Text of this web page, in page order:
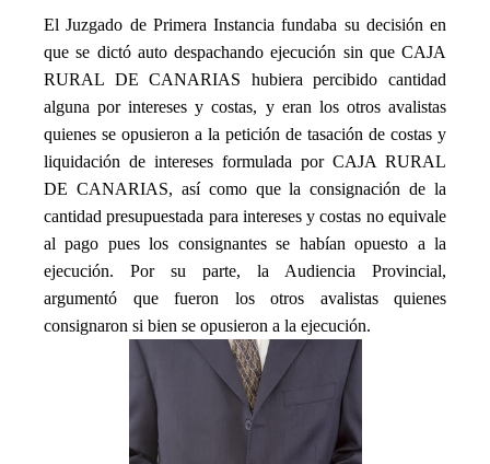
El Juzgado de Primera Instancia fundaba su decisión en
que se dictó auto despachando ejecución sin que CAJA
RURAL DE CANARIAS hubiera percibido cantidad
alguna por intereses y costas, y eran los otros avalistas
quienes se opusieron a la petición de tasación de costas y
liquidación de intereses formulada por CAJA RURAL
DE CANARIAS, así como que la consignación de la
cantidad presupuestada para intereses y costas no equivale
al pago pues los consignantes se habían opuesto a la
ejecución. Por su parte, la Audiencia Provincial,
argumentó que fueron los otros avalistas quienes
consignaron si bien se opusieron a la ejecución.